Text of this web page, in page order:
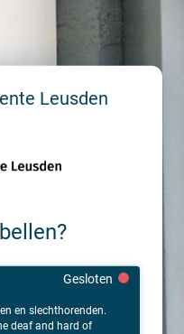
Leusden
en slechthorenden.
deaf and hard of
Gesloten